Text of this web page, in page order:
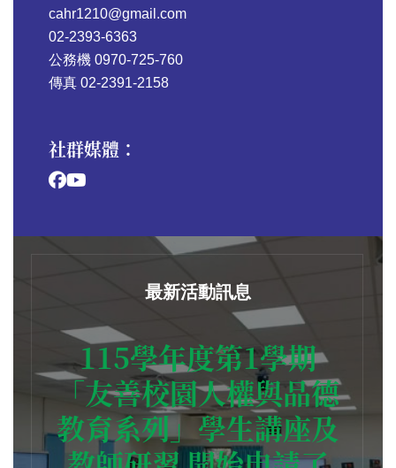
cahr1210@gmail.com
02-2393-6363
公務機 0970-725-760
傳真 02-2391-2158
社群媒體：
最新活動訊息
115學年度第1學期
「友善校園人權與品德
教育系列」學生講座及